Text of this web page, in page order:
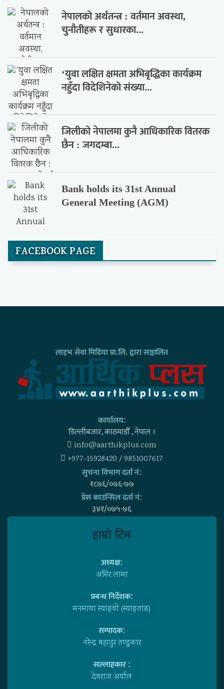
नेपालको अर्थतन्त्र : वर्तमान अवस्था,
चुनौतीहरू र सुधारका...
‘युवा लक्षित क्षमता अभिबृद्धिका कार्यक्रम
नहुँदा विदेशिनेको संख्या...
जिलीको नेपालमा कुनै आधिकारिक वितरक
छैन : जगदम्बा...
Bank holds its 31st Annual
General Meeting (AGM)
FACEBOOK PAGE
लाइभ सेवा मिडिया प्रा.लि. द्वारा सञ्चालित
कार्यालय:
डिल्लीबजार, काठमाडाैँ , नेपाल ।
info@aarthikplus.com
+977-15928420 / 9851007617
सुचना विभाग दर्ता नं:
१८७६/०७६-७७
प्रेस काउन्सिल दर्ता नं:
३४१/०७५-७६
हाम्राे टिम
अध्यक्ष:
अमिर लामा
प्रबन्ध निर्देशक:
मनमाया स्याङ्वाे (स्याङ्ताङ)
सम्पादक:
नरेन्द्र बहादुर तण्डुकार
सल्लाहकार :
देवराज अर्याल